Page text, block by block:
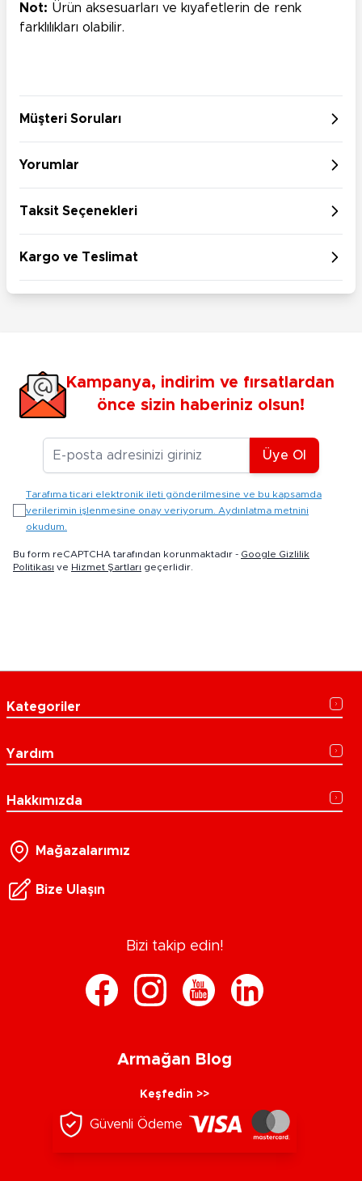
Not: Ürün aksesuarları ve kıyafetlerin de renk
farklılıkları olabilir.
Müşteri Soruları
Yorumlar
Taksit Seçenekleri
Kargo ve Teslimat
Kampanya, indirim ve fırsatlardan
önce sizin haberiniz olsun!
E-posta Adresiniz
Üye Ol
Tarafıma ticari elektronik ileti gönderilmesine ve bu kapsamda
verilerimin işlenmesine onay veriyorum. Aydınlatma metnini
okudum.
Bu form reCAPTCHA tarafından korunmaktadır - Google Gizlilik
Politikası ve Hizmet Şartları geçerlidir.
Kategoriler
Yardım
Hakkımızda
Mağazalarımız
Bize Ulaşın
Bizi takip edin!
Armağan Blog
Keşfedin >>
Güvenli Ödeme